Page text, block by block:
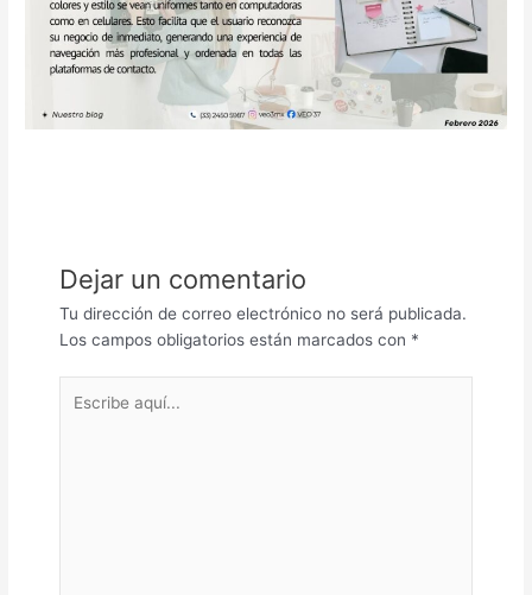
Dejar un comentario
Tu dirección de correo electrónico no será publicada.
Los campos obligatorios están marcados con *
aquí...